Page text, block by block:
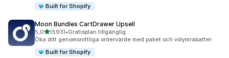
Built for Shopify
Moon Bundles CartDrawer Upsell
5,0av 5 stjärnor
(593)
593 recensioner totalt
•Gratisplan tillgänglig
Öka ditt genomsnittliga ordervärde med paket och volymrabatter
Built for Shopify